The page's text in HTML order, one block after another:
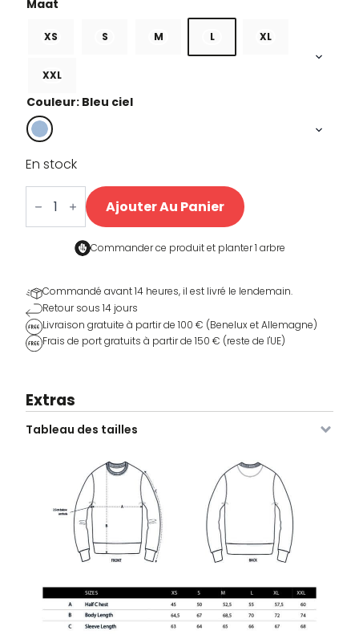
XS S M L XL
XXL
Couleur: Bleu ciel
En stock
quantité
de
Tricolore
Sweater
Ajouter Au Panier
Commander ce produit et planter 1 arbre
Commandé avant 14 heures, il est livré le lendemain.
Retour sous 14 jours
Livraison gratuite à partir de 100 € (Benelux et Allemagne)
Frais de port gratuits à partir de 150 € (reste de l'UE)
Extras
Tableau des tailles
Image SKU Couleur Taille Stock Prix